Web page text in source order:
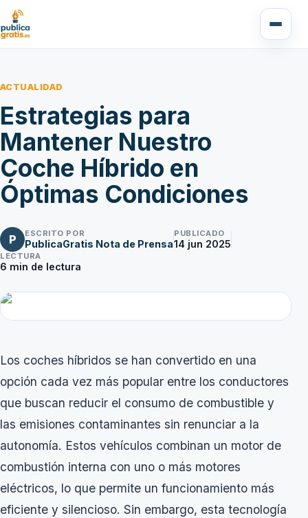
ACTUALIDAD
Estrategias para
Mantener Nuestro
Coche Híbrido en
Óptimas Condiciones
P ESCRITO POR
PublicaGratis Nota de Prensa
PUBLICADO
14 jun 2025
LECTURA
6 min de lectura
Los coches híbridos se han convertido en una
opción cada vez más popular entre los conductores
que buscan reducir el consumo de combustible y
las emisiones contaminantes sin renunciar a la
autonomía. Estos vehículos combinan un motor de
combustión interna con uno o más motores
eléctricos, lo que permite un funcionamiento más
eficiente y silencioso. Sin embargo, esta tecnología